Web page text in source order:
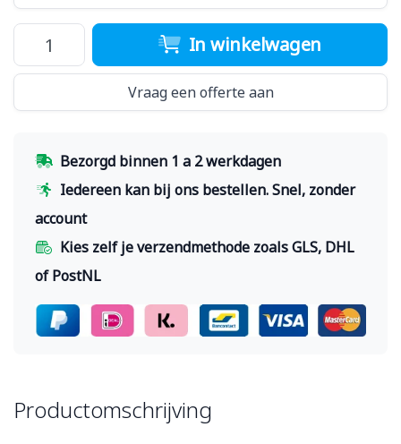
In winkelwagen
Vraag een offerte aan
Bezorgd binnen 1 a 2 werkdagen
Iedereen kan bij ons bestellen. Snel, zonder
account
Kies zelf je verzendmethode zoals GLS, DHL
of PostNL
Productomschrijving